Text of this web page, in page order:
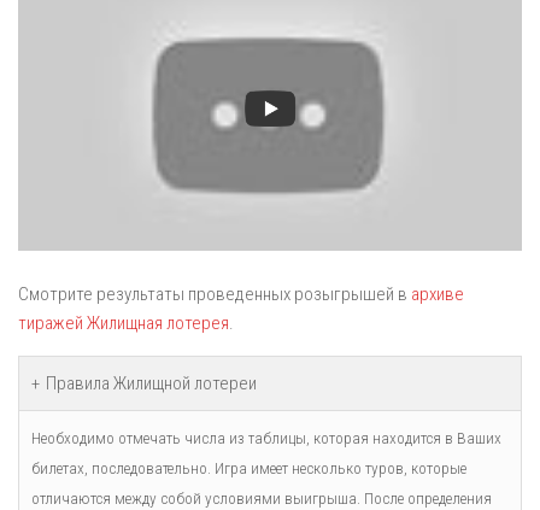
Смотрите результаты проведенных розыгрышей в архиве
тиражей Жилищная лотерея.
Правила Жилищной лотереи
Необходимо отмечать числа из таблицы, которая находится в Ваших
билетах, последовательно. Игра имеет несколько туров, которые
отличаются между собой условиями выигрыша. После определения